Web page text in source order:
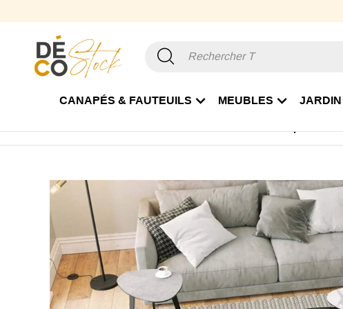
CANAPÉS & FAUTEUILS MEUBLES JARDIN